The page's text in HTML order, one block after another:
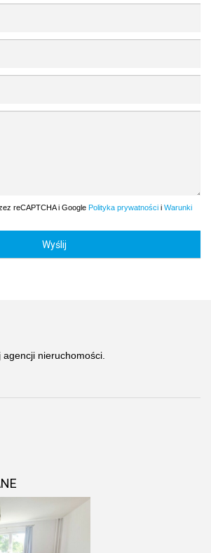
reCAPTCHA i Google Polityka prywatności i Warunki
Wyślij
nieruchomości.